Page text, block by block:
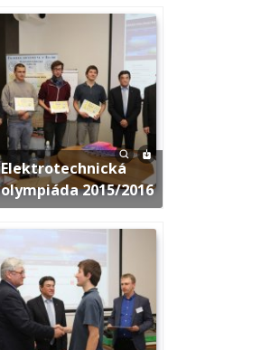
Elektrotechnická
olympiáda 2015/2016